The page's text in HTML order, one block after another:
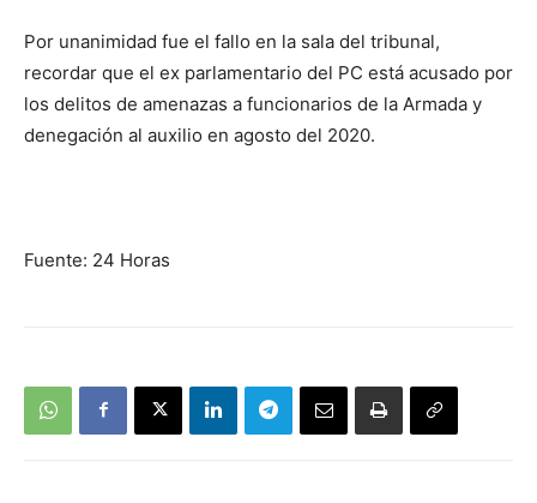
Por unanimidad fue el fallo en la sala del tribunal,
recordar que el ex parlamentario del PC está acusado por
los delitos de amenazas a funcionarios de la Armada y
denegación al auxilio en agosto del 2020.
Fuente: 24 Horas